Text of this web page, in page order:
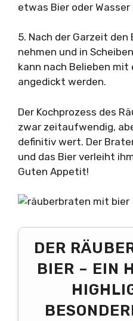
etwas Bier oder
5. Nach der Garzeit
nehmen und in
kann nach Belieben
angedickt werden.
Der Kochprozess des
zwar zeitaufwendig,
definitiv wert. Der
und das Bier verleiht
Guten Appetit!
DER
BIER – EIN